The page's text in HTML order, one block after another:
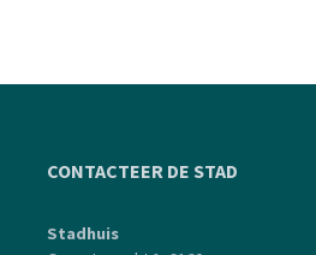
CONTACTEER DE STAD
Stadhuis